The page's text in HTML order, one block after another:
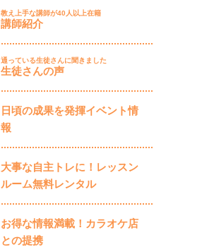
教え上手な講師が40人以上在籍
講師紹介
通っている生徒さんに聞きました
生徒さんの声
日頃の成果を発揮イベント情
報
大事な自主トレに！レッスン
ルーム無料レンタル
お得な情報満載！カラオケ店
との提携